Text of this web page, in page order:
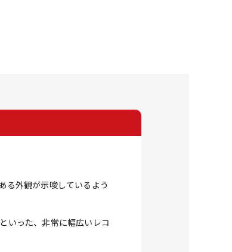
る外観が示唆しているよう
いった、非常に幅広いレコ